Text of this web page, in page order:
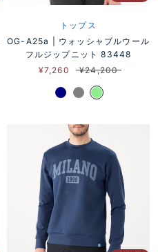
トップス
OG-A25a | ウォッシャブルウール
フルジップニット 83448
¥7,260
¥24,200